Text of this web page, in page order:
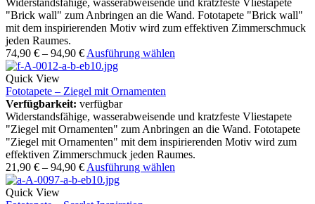
Widerstandsfähige, wasserabweisende und kratzfeste Vliestapete
"Brick wall" zum Anbringen an die Wand. Fototapete "Brick wall"
mit dem inspirierenden Motiv wird zum effektiven Zimmerschmuck
jeden Raumes.
74,90 € – 94,90 € Ausführung wählen
Quick View
Fototapete – Ziegel mit Ornamenten
Verfügbarkeit: verfügbar
Widerstandsfähige, wasserabweisende und kratzfeste Vliestapete
"Ziegel mit Ornamenten" zum Anbringen an die Wand. Fototapete
"Ziegel mit Ornamenten" mit dem inspirierenden Motiv wird zum
effektiven Zimmerschmuck jeden Raumes.
21,90 € – 94,90 € Ausführung wählen
Quick View